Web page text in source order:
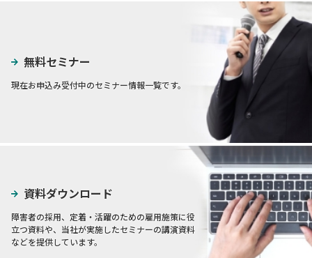
無料セミナー
現在お申込み受付中のセミナー情報一覧です。
資料ダウンロード
障害者の採用、定着・活躍のための雇用施策に役
立つ資料や、当社が実施したセミナーの講演資料
などを提供しています。